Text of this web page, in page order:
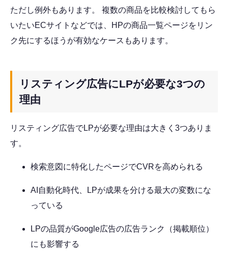
ただし例外もあります。 複数の商品を比較検討してもら
いたいECサイトなどでは、HPの商品一覧ページをリン
ク先にするほうが有効なケースもあります。
リスティング広告にLPが必要な3つの
理由
リスティング広告でLPが必要な理由は大きく3つありま
す。
検索意図に特化したページでCVRを高められる
AI自動化時代、LPが成果を分ける最大の変数にな
っている
LPの品質がGoogle広告の広告ランク（掲載順位）
にも影響する